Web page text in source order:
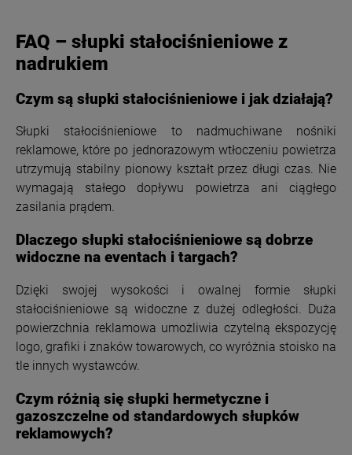
FAQ – słupki stałociśnieniowe z
nadrukiem
Czym są słupki stałociśnieniowe i jak działają?
Słupki stałociśnieniowe to nadmuchiwane nośniki
reklamowe, które po jednorazowym wtłoczeniu powietrza
utrzymują stabilny pionowy kształt przez długi czas. Nie
wymagają stałego dopływu powietrza ani ciągłego
zasilania prądem.
Dlaczego słupki stałociśnieniowe są dobrze
widoczne na eventach i targach?
Dzięki swojej wysokości i owalnej formie słupki
stałociśnieniowe są widoczne z dużej odległości. Duża
powierzchnia reklamowa umożliwia czytelną ekspozycję
logo, grafiki i znaków towarowych, co wyróżnia stoisko na
tle innych wystawców.
Czym różnią się słupki hermetyczne i
gazoszczelne od standardowych słupków
reklamowych?